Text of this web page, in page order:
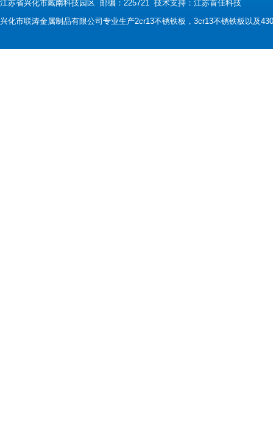
江苏省兴化市戴南科技园区 邮编：225721 技术支持： 江苏首佳科技
兴化市联涛金属制品有限公司专业生产2cr13不锈铁板，3cr13不锈铁板以及